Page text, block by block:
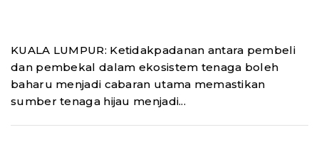
KUALA LUMPUR: Ketidakpadanan antara pembeli
dan pembekal dalam ekosistem tenaga boleh
baharu menjadi cabaran utama memastikan
sumber tenaga hijau menjadi...